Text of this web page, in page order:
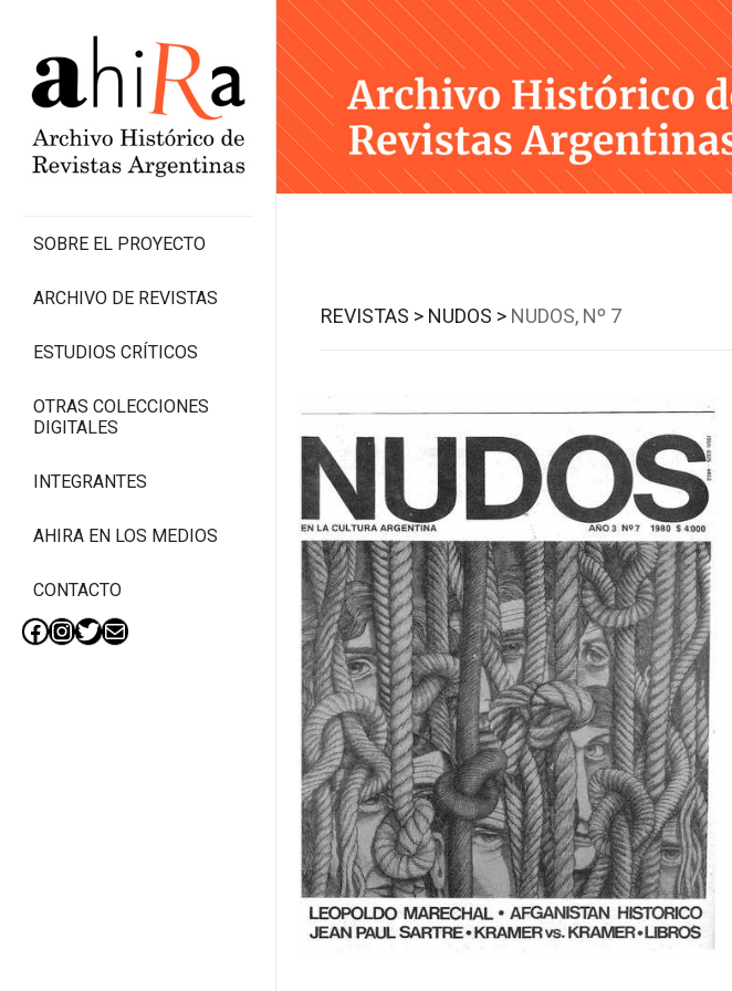
SOBRE EL PROYECTO
ARCHIVO DE REVISTAS
ESTUDIOS CRÍTICOS
OTRAS COLECCIONES
DIGITALES
INTEGRANTES
AHIRA EN LOS MEDIOS
CONTACTO
Facebook
Instagram
Twitter
Mail
REVISTAS > NUDOS > NUDOS, Nº 7